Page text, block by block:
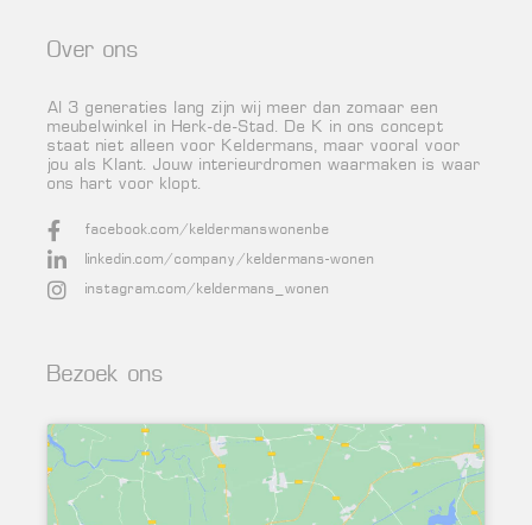
Over ons
Al 3 generaties lang zijn wij meer dan zomaar een
meubelwinkel in Herk-de-Stad. De K in ons concept
staat niet alleen voor Keldermans, maar vooral voor
jou als Klant. Jouw interieurdromen waarmaken is waar
ons hart voor klopt.
facebook.com/keldermanswonenbe
linkedin.com/company/keldermans-wonen
instagram.com/keldermans_wonen
Bezoek ons